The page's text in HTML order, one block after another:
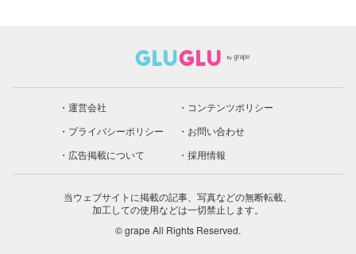
運営会社
コンテンツポリシー
プライバシーポリシー
お問い合わせ
広告掲載について
採用情報
当ウェブサイトに掲載の記事、写真などの無断転載、
加工しての使用などは一切禁止します。
© grape All Rights Reserved.